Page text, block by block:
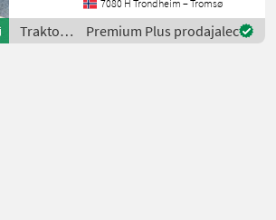
en.landbrukssalg.no/9498
for more images
Specification
7080 H Trondheim – Tromsø
Traktor /
John
Premium Plus prodajalec